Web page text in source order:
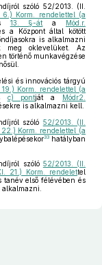
szóló 52/2013. (II.
6.) Korm. rendelettel (a
13. §-át a Mód.r.
a Központ által kötött
is alkalmazni
meg oklevelüket. Az
történő munkavégzése
és innovációs tárgyú
Korm. rendelettel (a
c) pontját a Módr2.
is alkalmazni kell.
szóló 52/2013. (II.
Korm. rendelettel (a
33hatályban
szóló 52/2013. (II.
21.) Korm. rendelettel
első félévében és